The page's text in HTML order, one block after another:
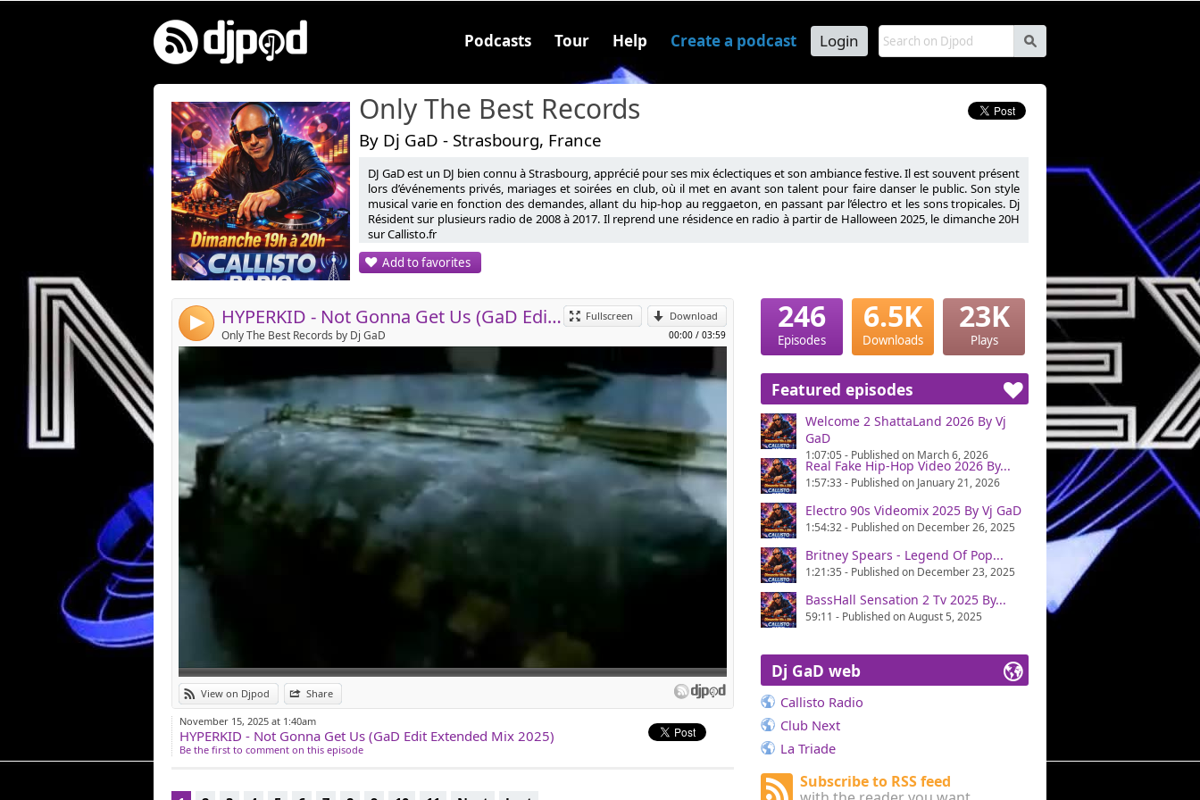
s
Podcasts Tour Help Create a podcast Login
Only The Best Records
By Dj GaD - Strasbourg, France
DJ GaD est un DJ bien connu à Strasbourg, apprécié pour ses mix éclectiques et son ambiance festive. Il est souvent présent
lors d’événements privés, mariages et soirées en club, où il met en avant son talent pour faire danser le public. Son style
musical varie en fonction des demandes, allant du hip-hop au reggaeton, en passant par l’électro et les sons tropicales. Dj
Résident sur plusieurs radio de 2008 à 2017. Il reprend une résidence en radio à partir de Halloween 2025, le dimanche 20H
sur Callisto.fr
Add to favorites
4 Fullscreen Download
00:00 / 03:59
HYPERKID - Not Gonna Get Us (GaD Edit Extended Mix 2025)
Only The Best Records by Dj GaD
View on Djpod Share
Link:
Widget:
p
Share:
Post:
Send by email
November 15, 2025 at 1:40am
HYPERKID - Not Gonna Get Us (GaD Edit Extended Mix 2025)
Be the first to comment on this episode
246
Episodes
6.5K
Downloads
23K
Plays
Featured episodes
Welcome 2 ShattaLand 2026 By Vj
GaD
1:07:05 - Published on March 6, 2026
Real Fake Hip-Hop Video 2026 By...
1:57:33 - Published on January 21, 2026
Electro 90s Videomix 2025 By Vj GaD
1:54:32 - Published on December 26, 2025
Britney Spears - Legend Of Pop...
1:21:35 - Published on December 23, 2025
BassHall Sensation 2 Tv 2025 By...
59:11 - Published on August 5, 2025
Dj GaD web
Callisto Radio
Club Next
La Triade
Subscribe to RSS feed